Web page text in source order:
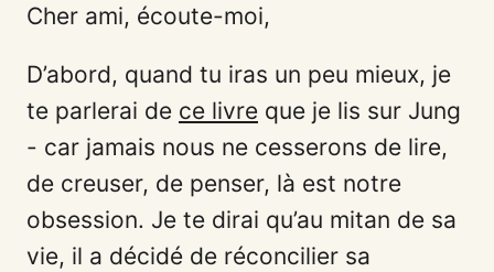
Cher ami, écoute-moi,
D’abord, quand tu iras un peu mieux, je
te parlerai de ce livre que je lis sur Jung
- car jamais nous ne cesserons de lire,
de creuser, de penser, là est notre
obsession. Je te dirai qu’au mitan de sa
vie, il a décidé de réconcilier sa